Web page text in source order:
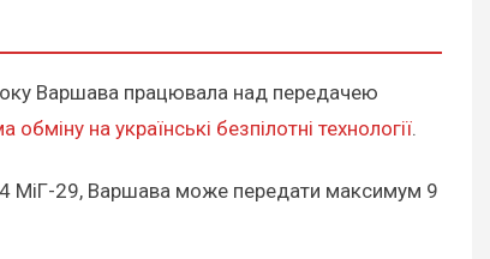
Варшава працювала над передачею
обміну на українські безпілотні технології.
МіГ-29, Варшава може передати максимум 9